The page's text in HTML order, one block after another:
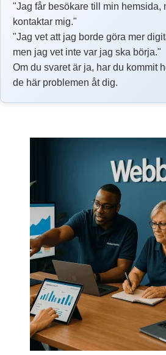
"Jag får besökare till min hemsida,
kontaktar mig."
"Jag vet att jag borde göra mer
men jag vet inte var jag ska börja."
Om du svaret är ja, har du kommit
de här problemen åt dig.